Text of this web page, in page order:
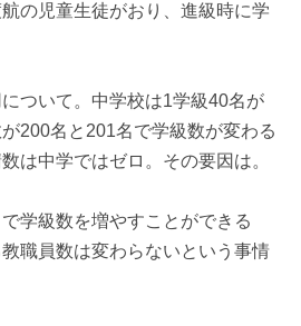
の児童生徒がおり、進級時に学
ついて。中学校は1学級40名が
200名と201名で学級数が変わる
は中学ではゼロ。その要因は。
学級数を増やすことができる
職員数は変わらないという事情